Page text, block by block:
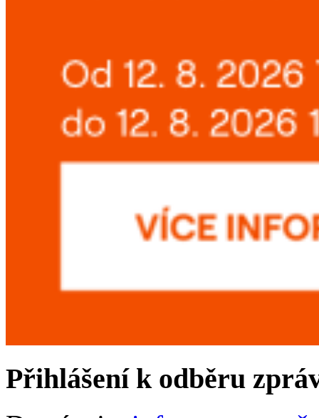
Přihlášení k odběru